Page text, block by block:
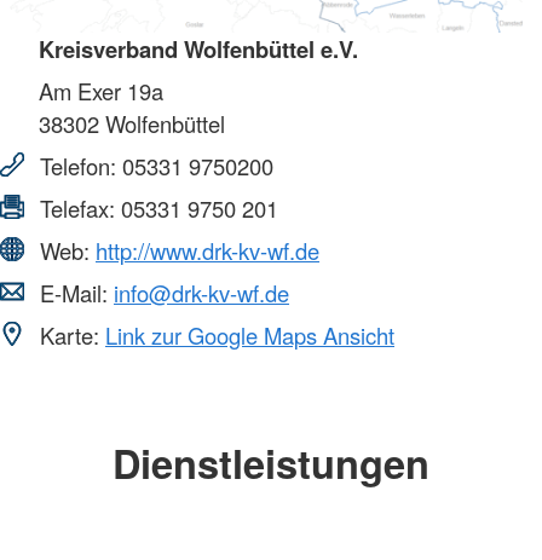
Kreisverband Wolfenbüttel e.V.
Am Exer 19a
38302Wolfenbüttel
Telefon: 05331 9750200
Telefax: 05331 9750 201
Web: http://www.drk-kv-wf.de
E-Mail: info@drk-kv-wf.de
Karte: Link zur Google Maps Ansicht
Dienstleistungen